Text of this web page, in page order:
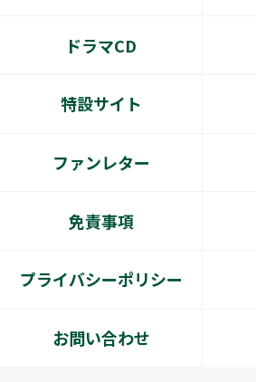
ドラマCD
特設サイト
ファンレター
免責事項
プライバシーポリシー
お問い合わせ